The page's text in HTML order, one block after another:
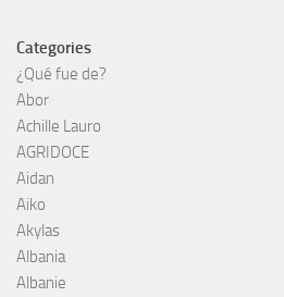
Categories
¿Qué fue de?
Abor
Achille Lauro
AGRIDOCE
Aidan
Aiko
Akylas
Albania
Albanie